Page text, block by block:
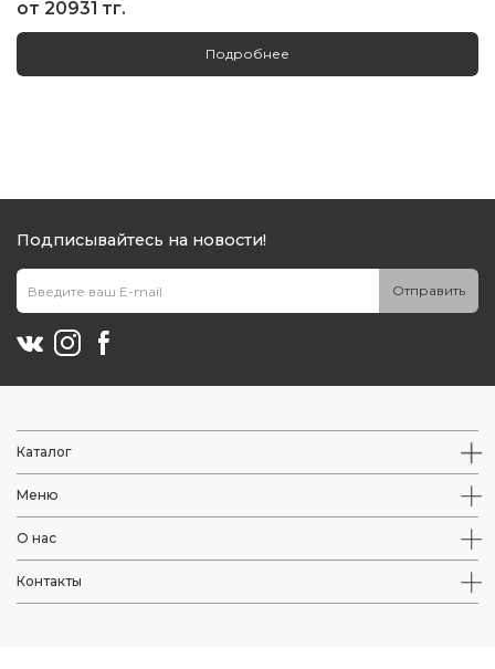
от 20931 тг.
Подробнее
Подписывайтесь на новости!
Отправить
Каталог
Меню
О нас
Контакты